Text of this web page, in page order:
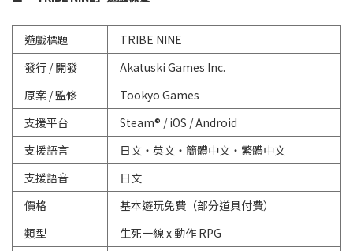
遊戲標題
TRIBE NINE
發行 / 開發
Akatuski Games Inc.
原案 / 監修
Tookyo Games
支援平台
Steam® / iOS / Android
支援語言
日文・英文・簡體中文・繁體中文
支援語音
日文
價格
基本遊玩免費（部分道具付費）
類型
生死一線 x 動作 RPG